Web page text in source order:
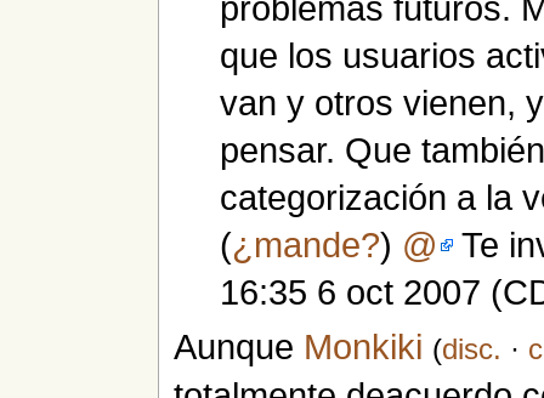
problemas futuros.
que los usuarios
van y otros vienen,
pensar. Que
categorización a la
(¿mande?) @
Te
16:35 6 oct 2007
Aunque Monkiki (disc. ·